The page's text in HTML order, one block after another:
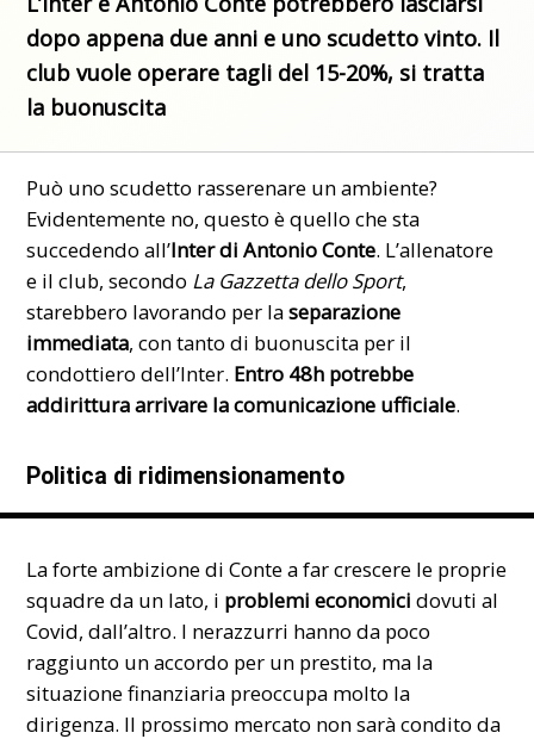
dopo appena due anni e uno scudetto vinto. Il
club vuole operare tagli del 15-20%, si tratta
la buonuscita
Può uno scudetto rasserenare un ambiente?
Evidentemente no, questo è quello che sta
succedendo all’Inter di Antonio Conte. L’allenatore
e il club, secondo La Gazzetta dello Sport,
starebbero lavorando per laseparazione
immediata, con tanto di buonuscita per il
condottiero dell’Inter. Entro 48h potrebbe
addirittura arrivare la comunicazione ufficiale.
Politica di ridimensionamento
La forte ambizione di Conte a far crescere le proprie
squadre da un lato, i problemi economici dovuti al
Covid, dall’altro. I nerazzurri hanno da poco
raggiunto un accordo per un prestito, ma la
situazione finanziaria preoccupa molto la
dirigenza. Il prossimo mercato non sarà condito da